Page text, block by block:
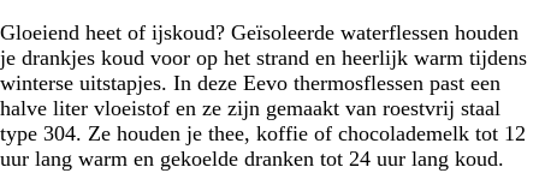
Gloeiend heet of ijskoud? Geïsoleerde waterflessen houden
je drankjes koud voor op het strand en heerlijk warm tijdens
winterse uitstapjes. In deze Eevo thermosflessen past een
halve liter vloeistof en ze zijn gemaakt van roestvrij staal
type 304. Ze houden je thee, koffie of chocolademelk tot 12
uur lang warm en gekoelde dranken tot 24 uur lang koud.